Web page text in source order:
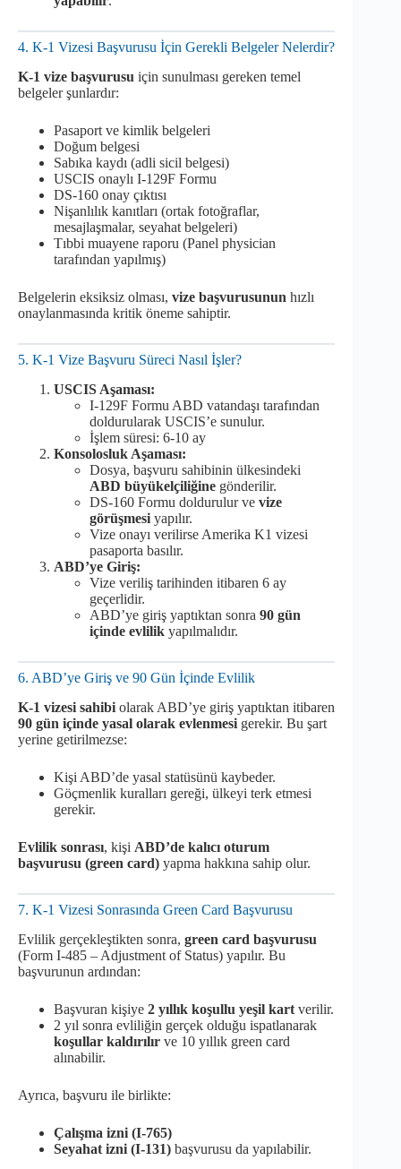
4. K-1 Vizesi Başvurusu İçin Gerekli Belgeler Nelerdir?
K-1 vize başvurusu için sunulması gereken temel
belgeler şunlardır:
Pasaport ve kimlik belgeleri
Doğum belgesi
Sabıka kaydı (adli sicil belgesi)
USCIS onaylı I-129F Formu
DS-160 onay çıktısı
Nişanlılık kanıtları (ortak fotoğraflar,
mesajlaşmalar, seyahat belgeleri)
Tıbbi muayene raporu (Panel physician
tarafından yapılmış)
Belgelerin eksiksiz olması, vize başvurusunun hızlı
onaylanmasında kritik öneme sahiptir.
5. K-1 Vize Başvuru Süreci Nasıl İşler?
USCIS Aşaması:
I-129F Formu ABD vatandaşı tarafından
doldurularak USCIS’e sunulur.
İşlem süresi: 6-10 ay
Konsolosluk Aşaması:
Dosya, başvuru sahibinin ülkesindeki
ABD büyükelçiliğine gönderilir.
DS-160 Formu doldurulur ve vize
görüşmesi yapılır.
Vize onayı verilirse Amerika K1 vizesi
pasaporta basılır.
ABD’ye Giriş:
Vize veriliş tarihinden itibaren 6 ay
geçerlidir.
ABD’ye giriş yaptıktan sonra 90 gün
içinde evlilik yapılmalıdır.
6. ABD’ye Giriş ve 90 Gün İçinde Evlilik
K-1 vizesi sahibi olarak ABD’ye giriş yaptıktan itibaren
90 gün içinde yasal olarak evlenmesi gerekir. Bu şart
yerine getirilmezse:
Kişi ABD’de yasal statüsünü kaybeder.
Göçmenlik kuralları gereği, ülkeyi terk etmesi
gerekir.
Evlilik sonrası, kişi ABD’de kalıcı oturum
başvurusu (green card) yapma hakkına sahip olur.
7. K-1 Vizesi Sonrasında Green Card Başvurusu
Evlilik gerçekleştikten sonra, green card başvurusu
(Form I-485 – Adjustment of Status) yapılır. Bu
başvurunun ardından:
Başvuran kişiye 2 yıllık koşullu yeşil kart verilir.
2 yıl sonra evliliğin gerçek olduğu ispatlanarak
koşullar kaldırılır ve 10 yıllık green card
alınabilir.
Ayrıca, başvuru ile birlikte:
Çalışma izni (I-765)
Seyahat izni (I-131) başvurusu da yapılabilir.